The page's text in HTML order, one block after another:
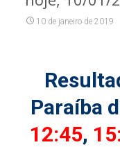
10 de janeiro de 2019
Paraíba
12:45,